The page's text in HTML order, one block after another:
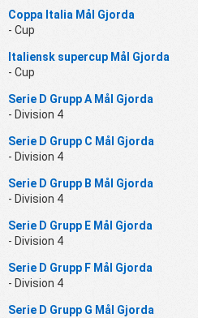
Coppa Italia Mål Gjorda
- Cup
Italiensk supercup Mål Gjorda
- Cup
Serie D Grupp A Mål Gjorda
- Division 4
Serie D Grupp C Mål Gjorda
- Division 4
Serie D Grupp B Mål Gjorda
- Division 4
Serie D Grupp E Mål Gjorda
- Division 4
Serie D Grupp F Mål Gjorda
- Division 4
Serie D Grupp G Mål Gjorda